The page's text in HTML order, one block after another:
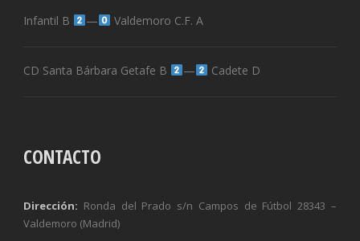
Infantil B — Valdemoro C.F. A
CD Santa Bárbara Getafe B — Cadete D
CONTACTO
Dirección: Ronda del Prado s/n Campos de Fútbol 28343 –
Valdemoro (Madrid)